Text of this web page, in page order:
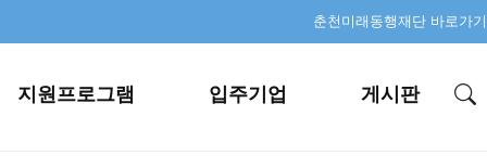
춘천미래동행재단 바로가기
지원프로그램 입주기업 게시판